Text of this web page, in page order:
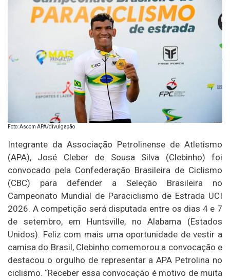
Foto: Ascom APA/divulgação
Integrante da Associação Petrolinense de Atletismo
(APA), José Cleber de Sousa Silva (Clebinho) foi
convocado pela Confederação Brasileira de Ciclismo
(CBC) para defender a Seleção Brasileira no
Campeonato Mundial de Paraciclismo de Estrada UCI
2026. A competição será disputada entre os dias 4 e 7
de setembro, em Huntsville, no Alabama (Estados
Unidos). Feliz com mais uma oportunidade de vestir a
camisa do Brasil, Clebinho comemorou a convocação e
destacou o orgulho de representar a APA Petrolina no
ciclismo. “Receber essa convocação é motivo de muita